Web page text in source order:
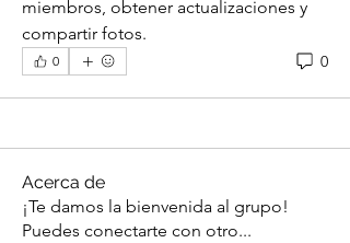
miembros, obtener actualizaciones y
compartir fotos.
0 0
Acerca de
¡Te damos la bienvenida al grupo!
Puedes conectarte con otro...